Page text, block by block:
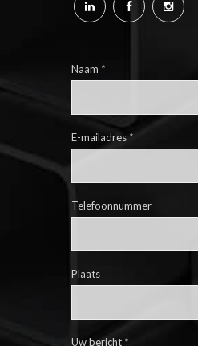
Naam *
E-mailadres *
Telefoonnummer
Plaats
Uw bericht *